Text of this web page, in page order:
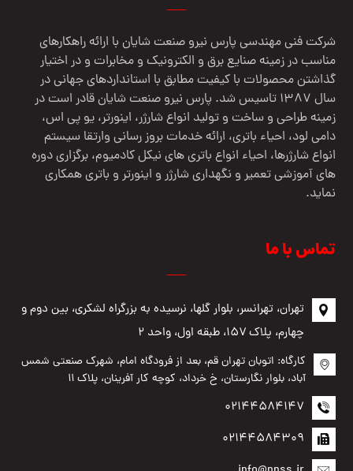
شرکت فنی مهندسي پارس نيرو صنعت شایان با ارائه راهکارهای
مناسب در زمینه صنایع برق و الکترونیک و مخابرات و در اختیار
گذاشتن محصولات با کیفیت مطابق با استانداردهای جهانی در
سال 1387 تاسیس شد. پارس نیرو صنعت شایان قادر است در
زمینه طراحی و ساخت و تولید انواع شارژر، اینورتر، یو پی اس،
دامی لود، احیاء باتری، ارائه خدمات بروز رسانی وارتقا سیستم
انواع شارژرها، احیاء انواع باتری های نیکل کادمیوم، برگزاری دوره
های آموزشی تعمیر و نگهداری شارژر و اینورتر و باتری همکاری
نماید.
تماس با ما
تهران، تهرانسر، بلوار گلها، نرسیده به بزرگراه لشکری، بین دوم و
چهارم، پلاک ۱۵۷، طبقه اول، واحد ۲
کارگاه: اتوبان تهران قم، بعد از فرودگاه امام، شهرک صنعتی شمس
آباد، بلوار نگارستان، خ خرداد، کوچه کار آفرینان، پلاک ۱۱
02144584147
02144584309